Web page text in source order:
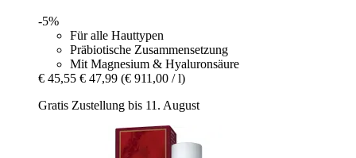
-5%
Für alle Hauttypen
Präbiotische Zusammensetzung
Mit Magnesium & Hyaluronsäure
€ 45,55 € 47,99 (€ 911,00 / l)
Gratis Zustellung bis 11. August